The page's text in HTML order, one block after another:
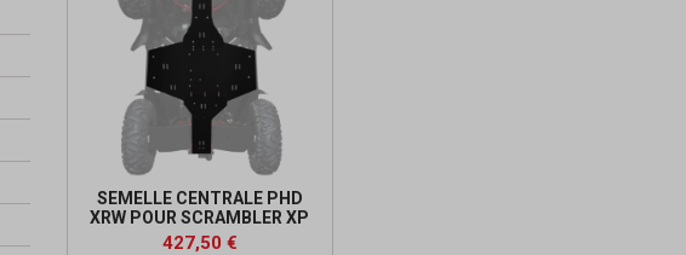
SEMELLE CENTRALE PHD
XRW POUR SCRAMBLER XP
1000 S ( 2020 ET + )
Prix
427,50 €Prix